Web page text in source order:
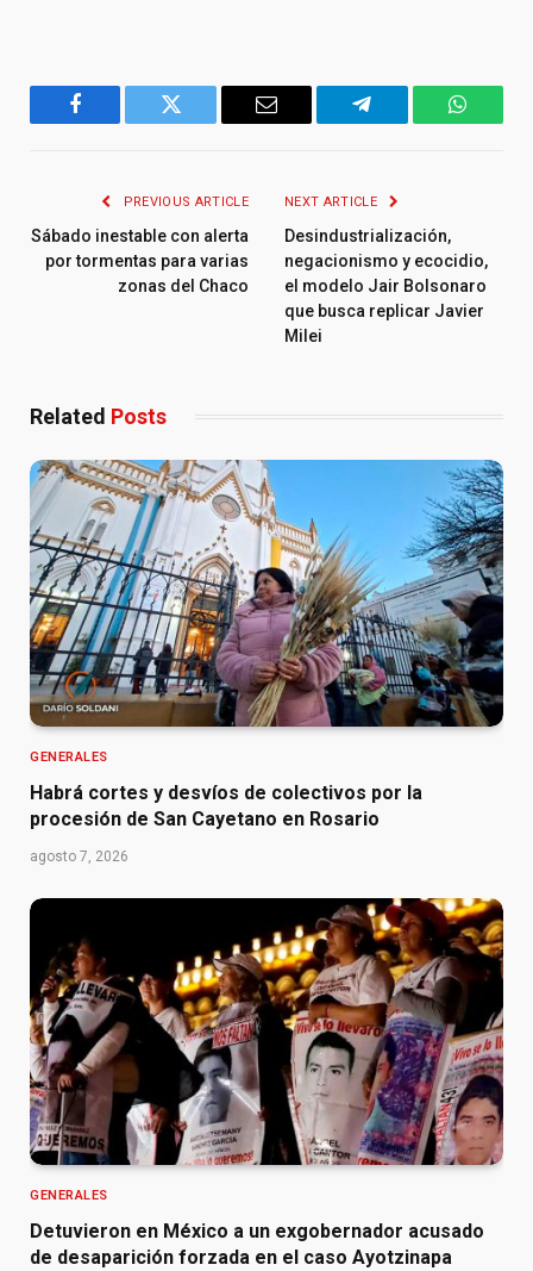
Facebook Twitter Email Telegram
PREVIOUS ARTICLE
Sábado inestable con alerta
por tormentas para varias
zonas del Chaco
NEXT ARTICLE
Desindustrialización,
negacionismo y ecocidio,
el modelo Jair Bolsonaro
que busca replicar Javier
Milei
Related Posts
GENERALES
Habrá cortes y desvíos de colectivos por la
procesión de San Cayetano en Rosario
agosto 7, 2026
GENERALES
Detuvieron en México a un exgobernador acusado
de desaparición forzada en el caso Ayotzinapa